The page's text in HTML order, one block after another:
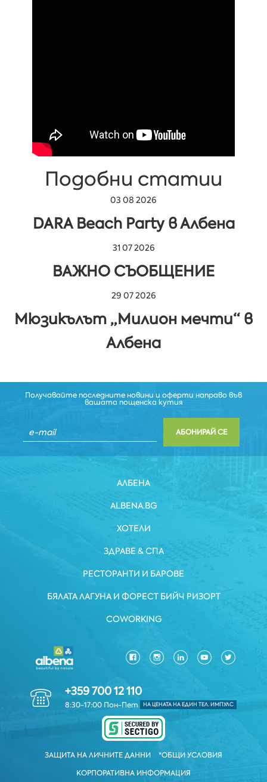
Подобни статии
03 08 2026
DARA Beach Party в Албена
31 07 2026
ВАЖНО СЪОБЩЕНИЕ
29 07 2026
Мюзикълът „Милион мечти“ в
Албена
Получавайте последните новини и оферти направо във
вашата пощенска кутия
АБОНИРАЙ СЕ
АЛБЕНА
ALBENA.BG
ХОТЕЛИ
ЗДРАВЕ & СПА
РЕСТОРАНТИ И БАРОВЕ
БЯЛАТА ЛАГУНА И ФОРЕСТ БИЙЧ РИЗОРТ
COWORKING
+359 700 12 110
8:30-17:00 Пон-Пет НА ЦЕНАТА НА ЕДИН ТЕЛ. ИМПУЛС
ЗАЩИТА НА ЛИЧНИТЕ ДАННИ
*ОБЩИ УСЛОВИЯ
КОРПОРАТИВНА ИНФОРМАЦИЯ